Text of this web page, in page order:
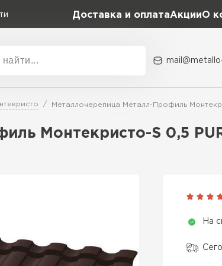
Доставка и оплатаАкцииО
Classic Grand Line
Монтеррей Grand Line
Металлочерепица Металл-Профиль
Монтекристо-S 0,5
На